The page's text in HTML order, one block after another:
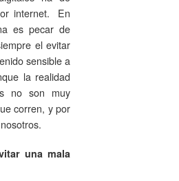
internet. En
es pecar de
el evitar
sensible a
la realidad
no son muy
corren, y por
una mala